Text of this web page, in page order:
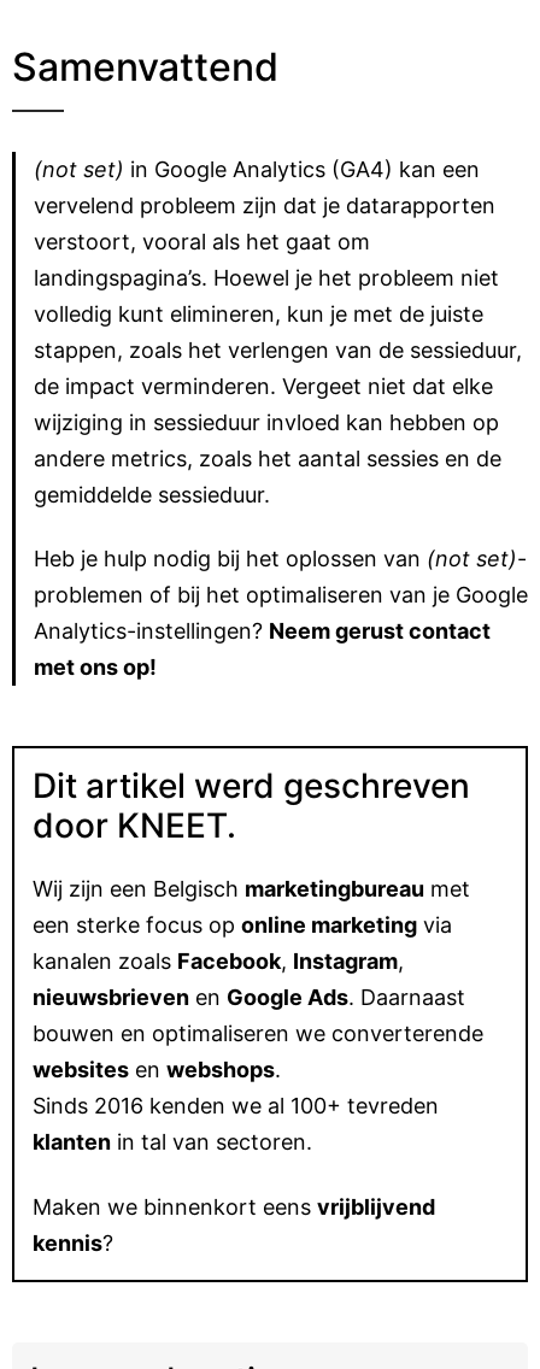
Samenvattend
(not set) in Google Analytics (GA4) kan een
vervelend probleem zijn dat je datarapporten
verstoort, vooral als het gaat om
landingspagina’s. Hoewel je het probleem niet
volledig kunt elimineren, kun je met de juiste
stappen, zoals het verlengen van de sessieduur,
de impact verminderen. Vergeet niet dat elke
wijziging in sessieduur invloed kan hebben op
andere metrics, zoals het aantal sessies en de
gemiddelde sessieduur.
Heb je hulp nodig bij het oplossen van (not set)-
problemen of bij het optimaliseren van je Google
Analytics-instellingen? Neem gerust contact
met ons op!
Dit artikel werd geschreven
door KNEET.
Wij zijn een Belgisch marketingbureau met
een sterke focus op online marketing via
kanalen zoals Facebook, Instagram,
nieuwsbrieven en Google Ads. Daarnaast
bouwen en optimaliseren we converterende
websites en webshops.
Sinds 2016 kenden we al 100+ tevreden
klanten in tal van sectoren.
Maken we binnenkort eens vrijblijvend
kennis?